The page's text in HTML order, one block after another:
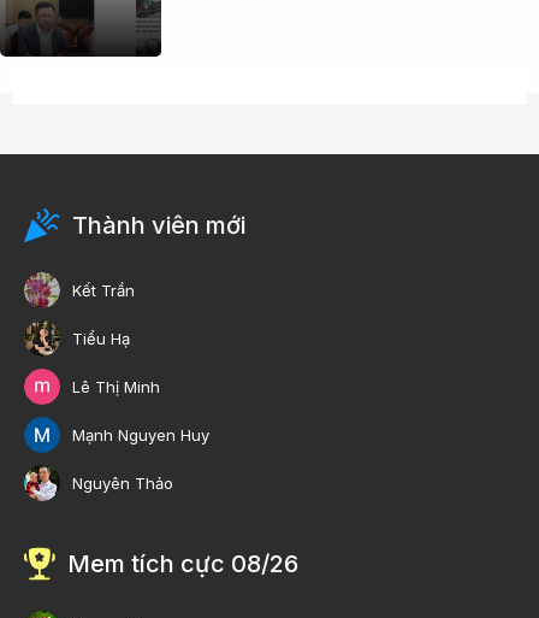
Thành viên mới
Kết Trần
Tiểu Hạ
Lê Thị Minh
Mạnh Nguyen Huy
Nguyên Thảo
Mem tích cực 08/26